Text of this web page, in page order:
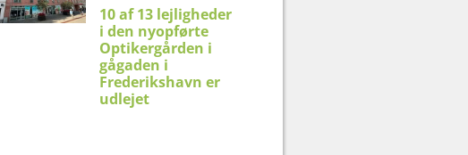
10 af 13 lejligheder
i den nyopførte
Optikergården i
gågaden i
Frederikshavn er
udlejet